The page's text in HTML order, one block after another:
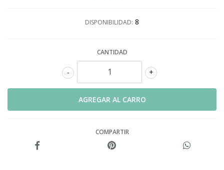
DISPONIBILIDAD: 8
CANTIDAD
+
-
COMPARTIR